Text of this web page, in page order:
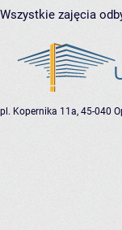
Wszystkie zajęcia
pl. Kopernika 11a, 45-040